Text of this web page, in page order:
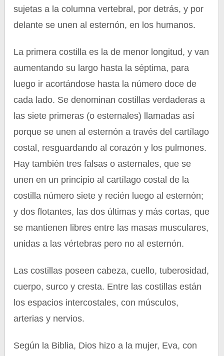
sujetas a la columna vertebral, por detrás, y por
delante se unen al esternón, en los humanos.
La primera costilla es la de menor longitud, y van
aumentando su largo hasta la séptima, para
luego ir acortándose hasta la número doce de
cada lado. Se denominan costillas verdaderas a
las siete primeras (o esternales) llamadas así
porque se unen al esternón a través del cartílago
costal, resguardando al corazón y los pulmones.
Hay también tres falsas o asternales, que se
unen en un principio al cartílago costal de la
costilla número siete y recién luego al esternón;
y dos flotantes, las dos últimas y más cortas, que
se mantienen libres entre las masas musculares,
unidas a las vértebras pero no al esternón.
Las costillas poseen cabeza, cuello, tuberosidad,
cuerpo, surco y cresta. Entre las costillas están
los espacios intercostales, con músculos,
arterias y nervios.
Según la Biblia, Dios hizo a la mujer, Eva, con